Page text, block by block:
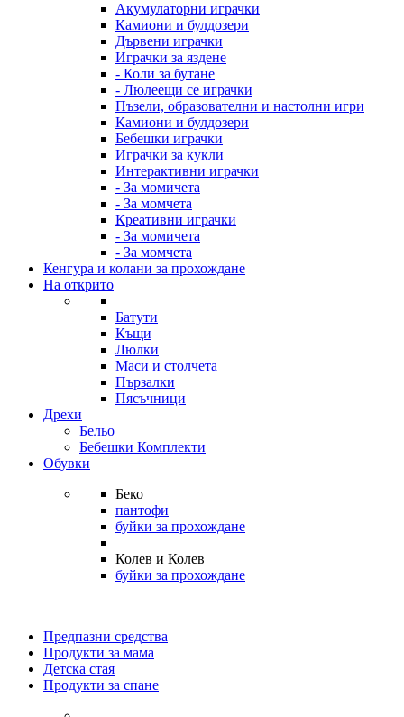
Акумулаторни играчки
Камиони и булдозери
Дървени играчки
Играчки за яздене
- Коли за бутане
- Люлеещи се играчки
Пъзели, образователни и настолни игри
Камиони и булдозери
Бебешки играчки
Играчки за кукли
Интерактивни играчки
- За момичета
- За момчета
Креативни играчки
- За момичета
- За момчета
Кенгура и колани за прохождане
На открито
Батути
Къщи
Люлки
Маси и столчета
Пързалки
Пясъчници
Дрехи
Бельо
Бебешки Комплекти
Обувки
Беко
пантофи
буйки за прохождане
Колев и Колев
буйки за прохождане
Предпазни средства
Продукти за мама
Детска стая
Продукти за спане